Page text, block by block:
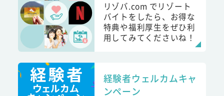
リゾバ.com でリゾート
バイトをしたら、お得な
特典や福利厚生をぜひ利
用してみてくださいね！
経験者ウェルカムキャ
ンペーン